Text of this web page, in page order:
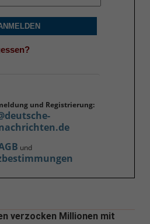
und Registrierung:
und
verzocken Millionen mit